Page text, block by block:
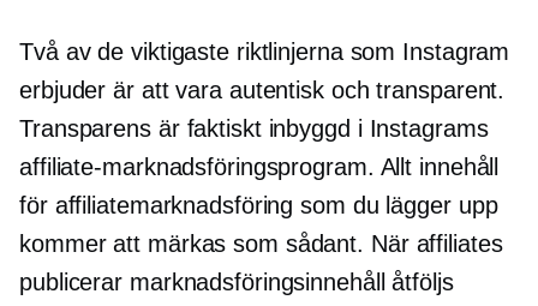
Två av de viktigaste riktlinjerna som Instagram
erbjuder är att vara autentisk och transparent.
Transparens är faktiskt inbyggd i Instagrams
affiliate-marknadsföringsprogram. Allt innehåll
för affiliatemarknadsföring som du lägger upp
kommer att märkas som sådant. När affiliates
publicerar marknadsföringsinnehåll åtföljs